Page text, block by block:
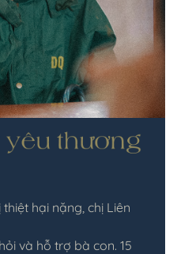
hại nặng, chị Liên
và hỗ trợ bà con. 15